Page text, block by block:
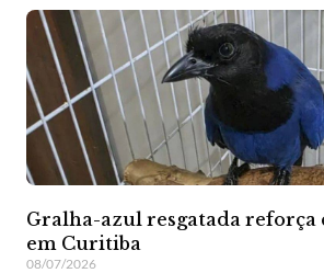
Gralha-azul resgatada reforça
em Curitiba
08/07/2026